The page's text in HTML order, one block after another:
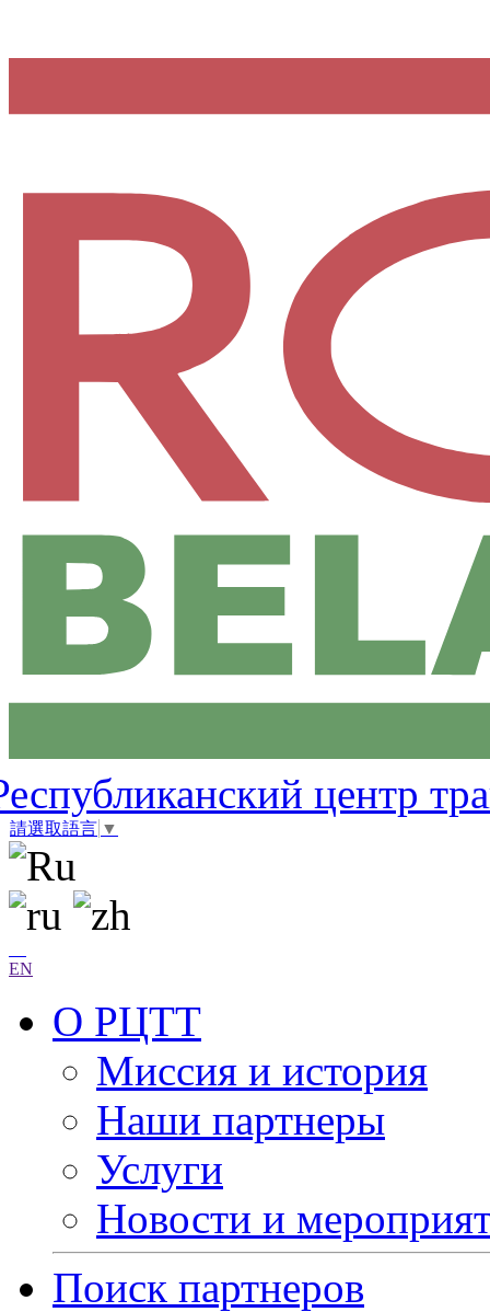
центр
請選取語言 ▼
EN
О РЦТТ
Миссия и история
Наши партнеры
Услуги
Новости и
Поиск партнеров